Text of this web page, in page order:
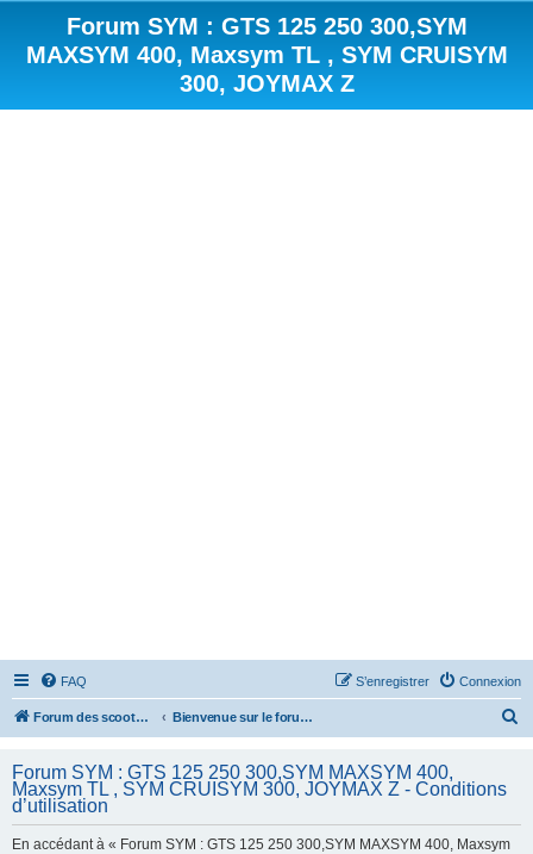
Forum SYM : GTS 125 250 300,SYM
MAXSYM 400, Maxsym TL , SYM CRUISYM
300, JOYMAX Z
FAQ Connexion
S’enregistrer
Forum des scooters SYM - GTS -MAXSYM - CRUISYM - JOYMAX - Maxsym TL Bienvenue sur le forum des scooters de la gamme SYM
e
Forum SYM : GTS 125 250 300,SYM MAXSYM 400,
Maxsym TL , SYM CRUISYM 300, JOYMAX Z - Conditions
d’utilisation
En accédant à « Forum SYM : GTS 125 250 300,SYM MAXSYM 400, Maxsym